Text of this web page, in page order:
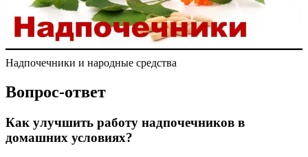
Надпочечники и народные средства
Вопрос-ответ
Как улучшить работу надпочечников в
домашних условиях?